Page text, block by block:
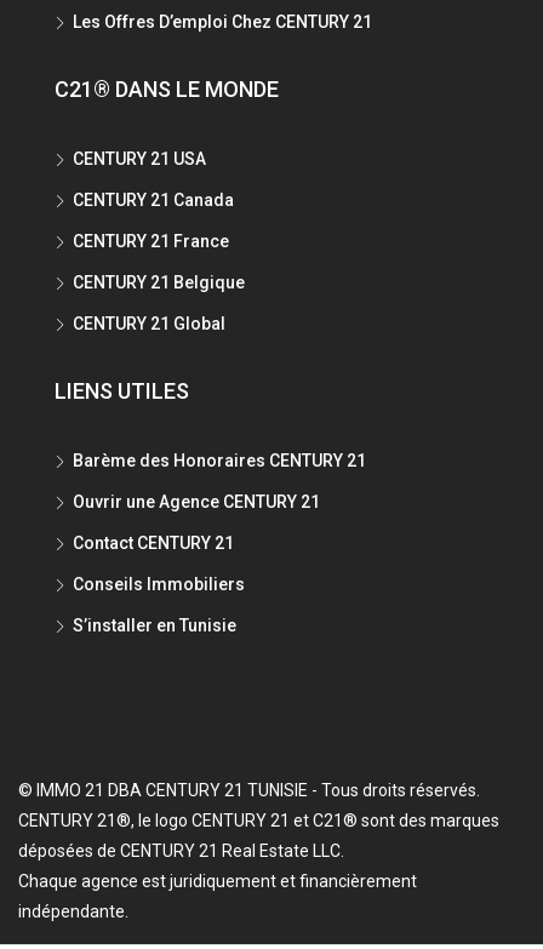
Les Offres D’emploi Chez CENTURY 21
C21® DANS LE MONDE
CENTURY 21 USA
CENTURY 21 Canada
CENTURY 21 France
CENTURY 21 Belgique
CENTURY 21 Global
LIENS UTILES
Barème des Honoraires CENTURY 21
Ouvrir une Agence CENTURY 21
Contact CENTURY 21
Conseils Immobiliers
S’installer en Tunisie
© IMMO 21 DBA CENTURY 21 TUNISIE - Tous droits réservés.
CENTURY 21®, le logo CENTURY 21 et C21® sont des marques
déposées de CENTURY 21 Real Estate LLC.
Chaque agence est juridiquement et financièrement
indépendante.